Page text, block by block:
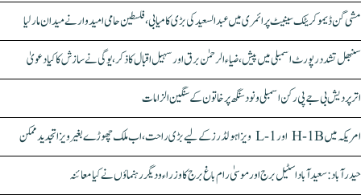
مشی گن ڈیموکریٹک سینیٹ پرائمری میں عبدالسعید کی بڑی کامیابی، فلسطین حامی امیدوار نے میدان مار لیا
سنبھل تشدد رپورٹ اسمبلی میں پیش، ضیاء الرحمٰن برق اور سہیل اقبال کا ذکر، یوگی نے سازش کا کیا دعویٰ
اتر پردیش بی جے پی رکن اسمبلی ونود سنگھ پر خاتون کے سنگین الزامات
امریکہ میں H-1B اور L-1 ویزا ہولڈرز کے لیے بڑی راحت، اب ملک چھوڑے بغیر ویزا تجدید ممکن
حیدرآباد: سعیدآباد اسٹیل برج اور موسیٰ رام باغ برج کا وزراء و دیگر رہنماؤں نے کیا معائنہ